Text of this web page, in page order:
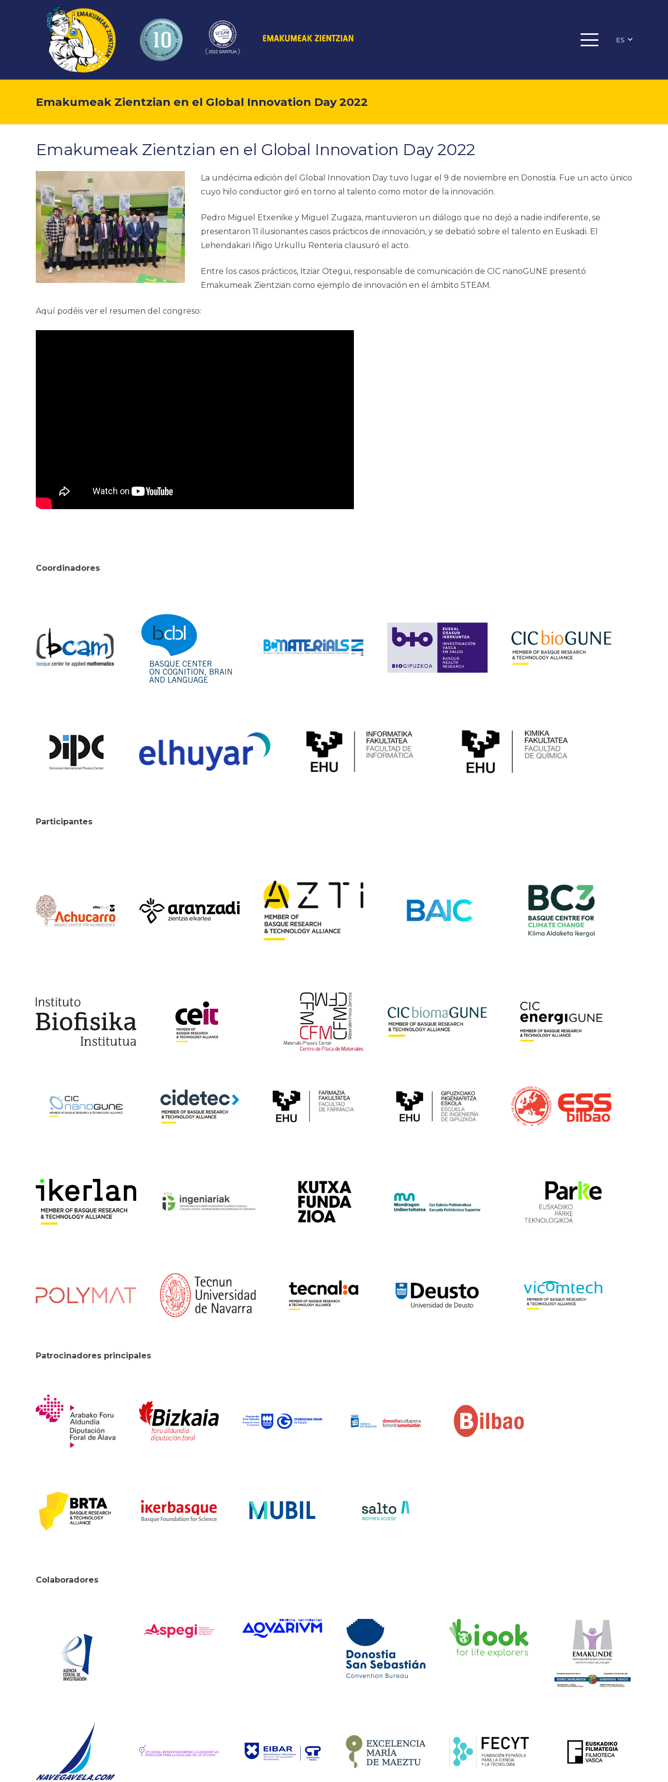
ES
Emakumeak Zientzian en el Global Innovation Day 2022
Emakumeak Zientzian en el Global Innovation Day 2022
La undécima edición del Global Innovation Day tuvo lugar el 9 de noviembre en Donostia. Fue un acto único
cuyo hilo conductor giró en torno al talento como motor de la innovación.
Pedro Miguel Etxenike y Miguel Zugaza, mantuvieron un diálogo que no dejó a nadie indiferente, se
presentaron 11 ilusionantes casos prácticos de innovación, y se debatió sobre el talento en Euskadi. El
Lehendakari Iñigo Urkullu Renteria clausuró el acto.
Entre los casos prácticos, Itziar Otegui, responsable de comunicación de CIC nanoGUNE presentó
Emakumeak Zientzian como ejemplo de innovación en el ámbito STEAM.
Aquí podéis ver el resumen del congreso:
Coordinadores
Participantes
Patrocinadores principales
Colaboradores